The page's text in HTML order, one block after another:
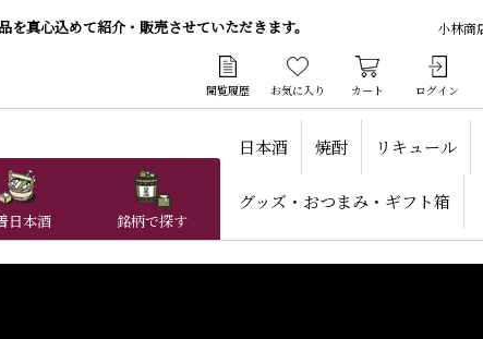
を真心込めて紹介・販売させていただきます。 小林商
閲覧履歴 お気に入り カート ログイン
日本酒 銘柄で探す
日本酒 焼酎 リキュール
グッズ・おつまみ・ギフト箱